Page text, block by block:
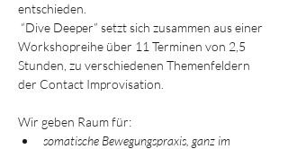
entschieden.
Workshopreihe über 11 Terminen von 2,5
Stunden, zu verschiedenen Themenfeldern
der Contact Improvisation.
Wir geben Raum für:
somatische Bewegungspraxis, ganz im